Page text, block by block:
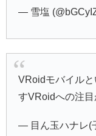
— 雪塩
VRoidモバイル
すVRoidへの注目
— 目ん玉ハナレ(